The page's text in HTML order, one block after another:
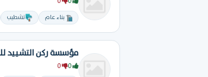
بناء عام تشطيب
مؤسسة ركن التشييد